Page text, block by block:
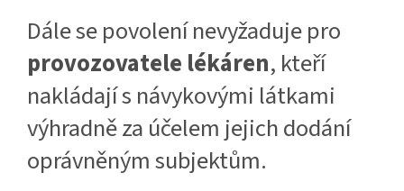
Dále se povolení nevyžaduje pro
provozovatele lékáren, kteří
nakládají s návykovými látkami
výhradně za účelem jejich dodání
oprávněným subjektům.